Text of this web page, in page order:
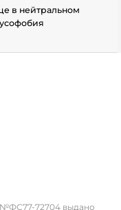
в нейтральном
72704 выдано